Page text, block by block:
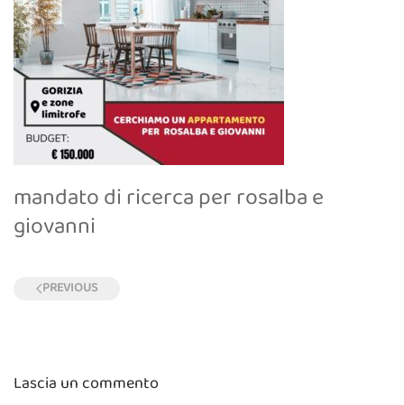
mandato di ricerca per rosalba e
giovanni
PREVIOUS
Lascia un commento